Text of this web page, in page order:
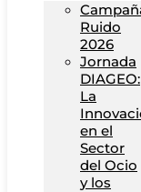
Ruido
2026
Jornada
DIAGEO:
La
en el
Sector
del Ocio
y los